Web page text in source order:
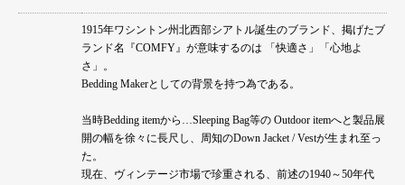
1915年ワシントン州北西部シアトル誕生のブランド、掲げたブ
ランド名『COMFY』が意味するのは 「快適さ」「心地よ
さ」。
Bedding Makerとしての背景を持つ為である。
当時Bedding itemから…Sleeping Bag等の Outdoor itemへと製品展
開の幅を徐々に長尺し、周知のDown Jacket / Vestが生まれ至っ
た。
現在、ヴィンテージ市場で珍重される、前述の1940～50年代